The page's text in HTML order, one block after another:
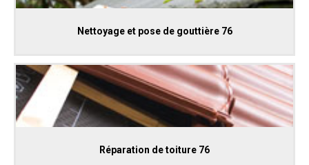
Nettoyage et pose de gouttière 76
Réparation de toiture 76